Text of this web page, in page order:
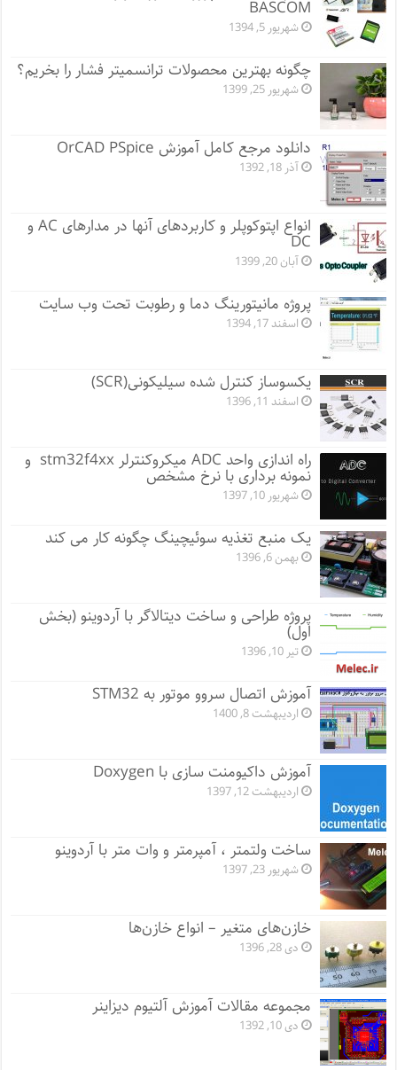
BASCOM
شهریور 5, 1394
چگونه بهترین محصولات ترانسمیتر فشار را بخریم؟
شهریور 25, 1399
دانلود مرجع کامل آموزش OrCAD PSpice
آذر 18, 1392
انواع اپتوکوپلر و کاربردهای آنها در مدارهای AC و
DC
آبان 20, 1399
پروژه مانيتورينگ دما و رطوبت تحت وب سایت
اسفند 17, 1394
یکسوساز کنترل شده سیلیکونی(SCR)
اسفند 11, 1396
راه اندازی واحد ADC میکروکنترلر stm32f4xx و
نمونه برداری با نرخ مشخص
شهریور 10, 1397
یک منبع تغذیه سوئیچینگ چگونه کار می کند
بهمن 6, 1396
پروژه طراحی و ساخت دیتالاگر با آردوینو (بخش
اول)
تیر 10, 1396
آموزش اتصال سروو موتور به STM32
اردیبهشت 8, 1400
آموزش داکیومنت سازی با Doxygen
اردیبهشت 12, 1397
ساخت ولتمتر ، آمپرمتر و وات متر با آردوینو
شهریور 23, 1397
خازن‌های متغیر – انواع خازن‌ها
دی 28, 1396
مجموعه مقالات آموزش آلتیوم دیزاینر
دی 10, 1392